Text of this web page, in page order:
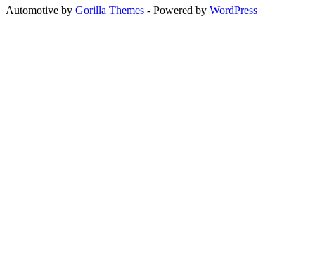
Automotive by Gorilla Themes - Powered by WordPress